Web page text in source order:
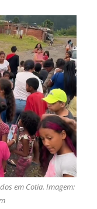
em Cotia. Imagem: